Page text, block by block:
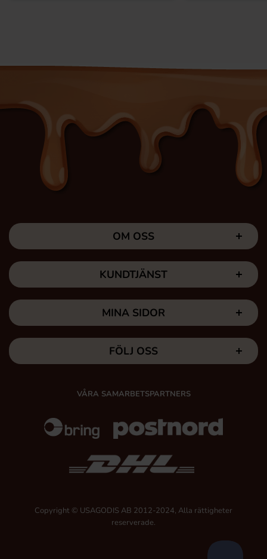
OM OSS
KUNDTJÄNST
MINA SIDOR
FÖLJ OSS
VÅRA SAMARBETSPARTNERS
Copyright © USAGODIS AB 2012-2024, Alla rättigheter
reserverade.